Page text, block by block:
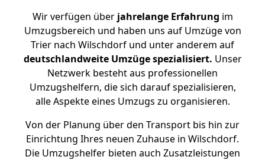
Wir verfügen überjahrelange Erfahrung im
Umzugsbereich und haben uns auf Umzüge von
Trier nach Wilschdorf und unter anderem auf
deutschlandweite Umzüge spezialisiert. Unser
Netzwerk besteht aus professionellen
Umzugshelfern, die sich darauf spezialisieren,
alle Aspekte eines Umzugs zu organisieren.
Von der Planung über den Transport bis hin zur
Einrichtung Ihres neuen Zuhause in Wilschdorf.
Die Umzugshelfer bieten auch Zusatzleistungen